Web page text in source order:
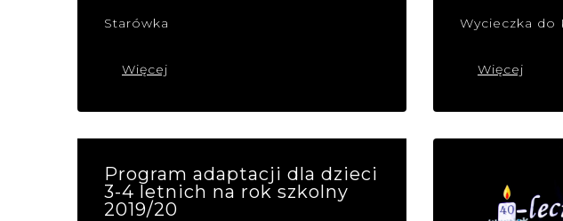
Starówka
Więcej
Wycieczka do
Więcej
Program adaptacji dla dzieci
3-4 letnich na rok szkolny
2019/20